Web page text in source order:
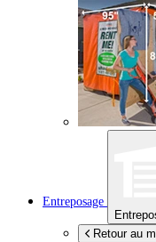
Entreposage
Retour au